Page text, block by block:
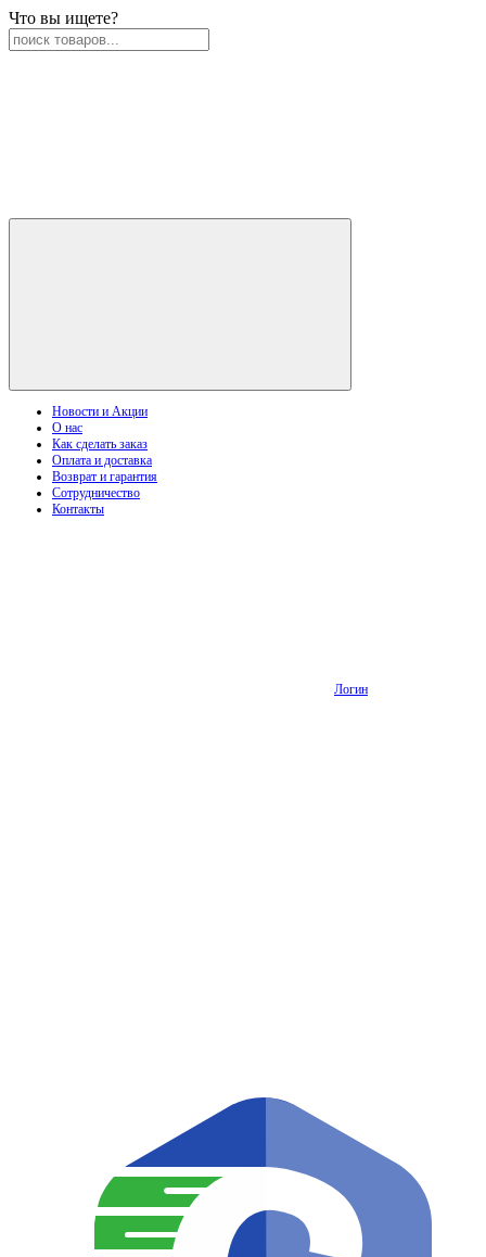
Что вы ищете?
Новости и Акции
О нас
Как сделать заказ
Оплата и доставка
Возврат и гарантия
Сотрудничество
Контакты
Логин